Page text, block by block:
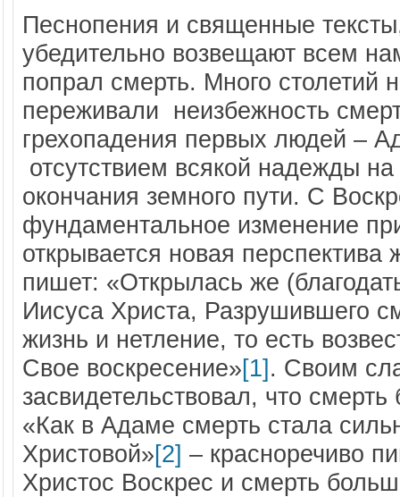
Песнопения и священные
убедительно возвещают всем
попрал смерть. Много столетий
переживали неизбежность
грехопадения первых людей –
отсутствием всякой надежды
окончания земного пути. С
фундаментальное изменение
открывается новая
пишет: «Открылась же
Иисуса Христа, Разрушившего
жизнь и нетление, то есть
Свое воскресение»[1]. Своим
засвидетельствовал, что
«Как в Адаме смерть стала
Христовой»[2] – красноречиво
Христос Воскрес и смерть